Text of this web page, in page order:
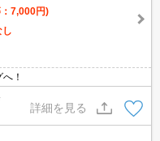
7,000円)
し
！
詳細を見る